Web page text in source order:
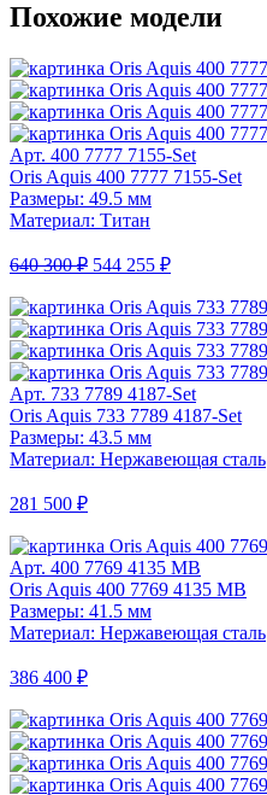
Похожие модели
Арт. 400 7777 7155-Set
Oris Aquis 400 7777 7155-Set
Размеры: 49.5 мм
Материал: Титан
640 300 ₽ 544 255 ₽
Арт. 733 7789 4187-Set
Oris Aquis 733 7789 4187-Set
Размеры: 43.5 мм
Материал: Нержавеющая сталь
281 500 ₽
Арт. 400 7769 4135 MB
Oris Aquis 400 7769 4135 MB
Размеры: 41.5 мм
Материал: Нержавеющая сталь
386 400 ₽